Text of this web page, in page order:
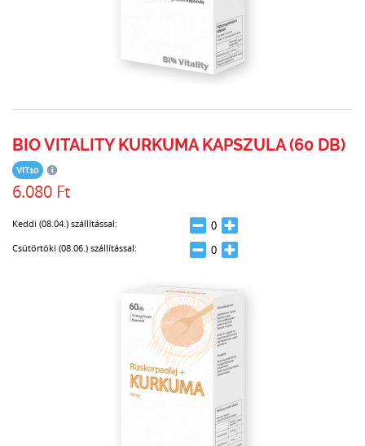
BIO VITALITY KURKUMA KAPSZULA (60 DB)
VIT10
6.080 Ft
Keddi (08.04.) szállítással:
Csütörtöki (08.06.) szállítással: